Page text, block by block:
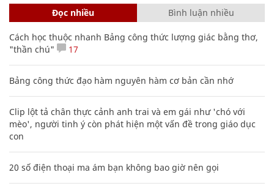
Đọc nhiều Bình luận nhiều
Cách học thuộc nhanh Bảng công thức lượng giác bằng thơ,
"thần chú"
17
Bảng công thức đạo hàm nguyên hàm cơ bản cần nhớ
Clip lột tả chân thực cảnh anh trai và em gái như 'chó với
mèo', người tinh ý còn phát hiện một vấn đề trong giáo dục
con
20 số điện thoại ma ám bạn không bao giờ nên gọi